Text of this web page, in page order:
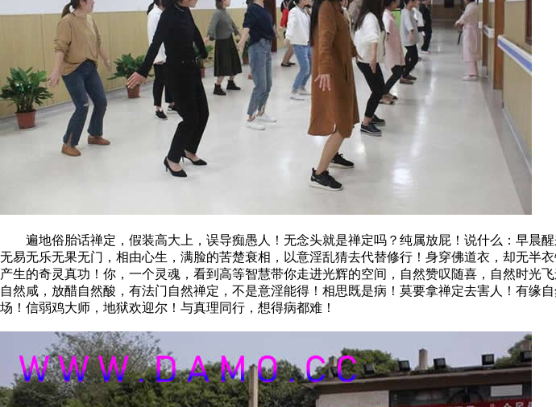
遍地俗胎话禅定，假装高大上，误导痴愚人！无念头就是禅定吗？纯属放屁！说什么：早晨
无易无乐无果无门，相由心生，满脸的苦楚衰相，以意淫乱猜去代替修行！身穿佛道衣，却无
产生的奇灵真功！你，一个灵魂，看到高等智慧带你走进光辉的空间，自然赞叹随喜，自然时
自然咸，放醋自然酸，有法门自然禅定，不是意淫能得！相思既是病！莫要拿禅定去害人！有
场！信弱鸡大师，地狱欢迎尔！与真理同行，想得病都难！